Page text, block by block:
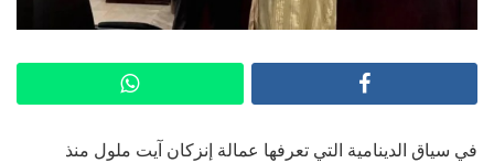
في سياق الدينامية التي تعرفها عمالة إنزكان آيت ملول منذ